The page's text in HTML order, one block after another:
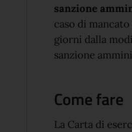
sanzione
caso di
giorni dalla
sanzione
Come fare
La Carta di